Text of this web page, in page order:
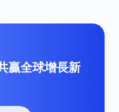
贏全球增長新